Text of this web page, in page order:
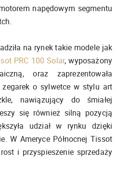
napędowym segmentu
na rynek takie modele jak
PRC 100 Solar, wyposażony
oraz zaprezentowała
zegarek o sylwetce w stylu art
nawiązujący do śmiałej
się również silną pozycją
udział w rynku dzięki
W Ameryce Północnej Tissot
i przyspieszenie sprzedaży